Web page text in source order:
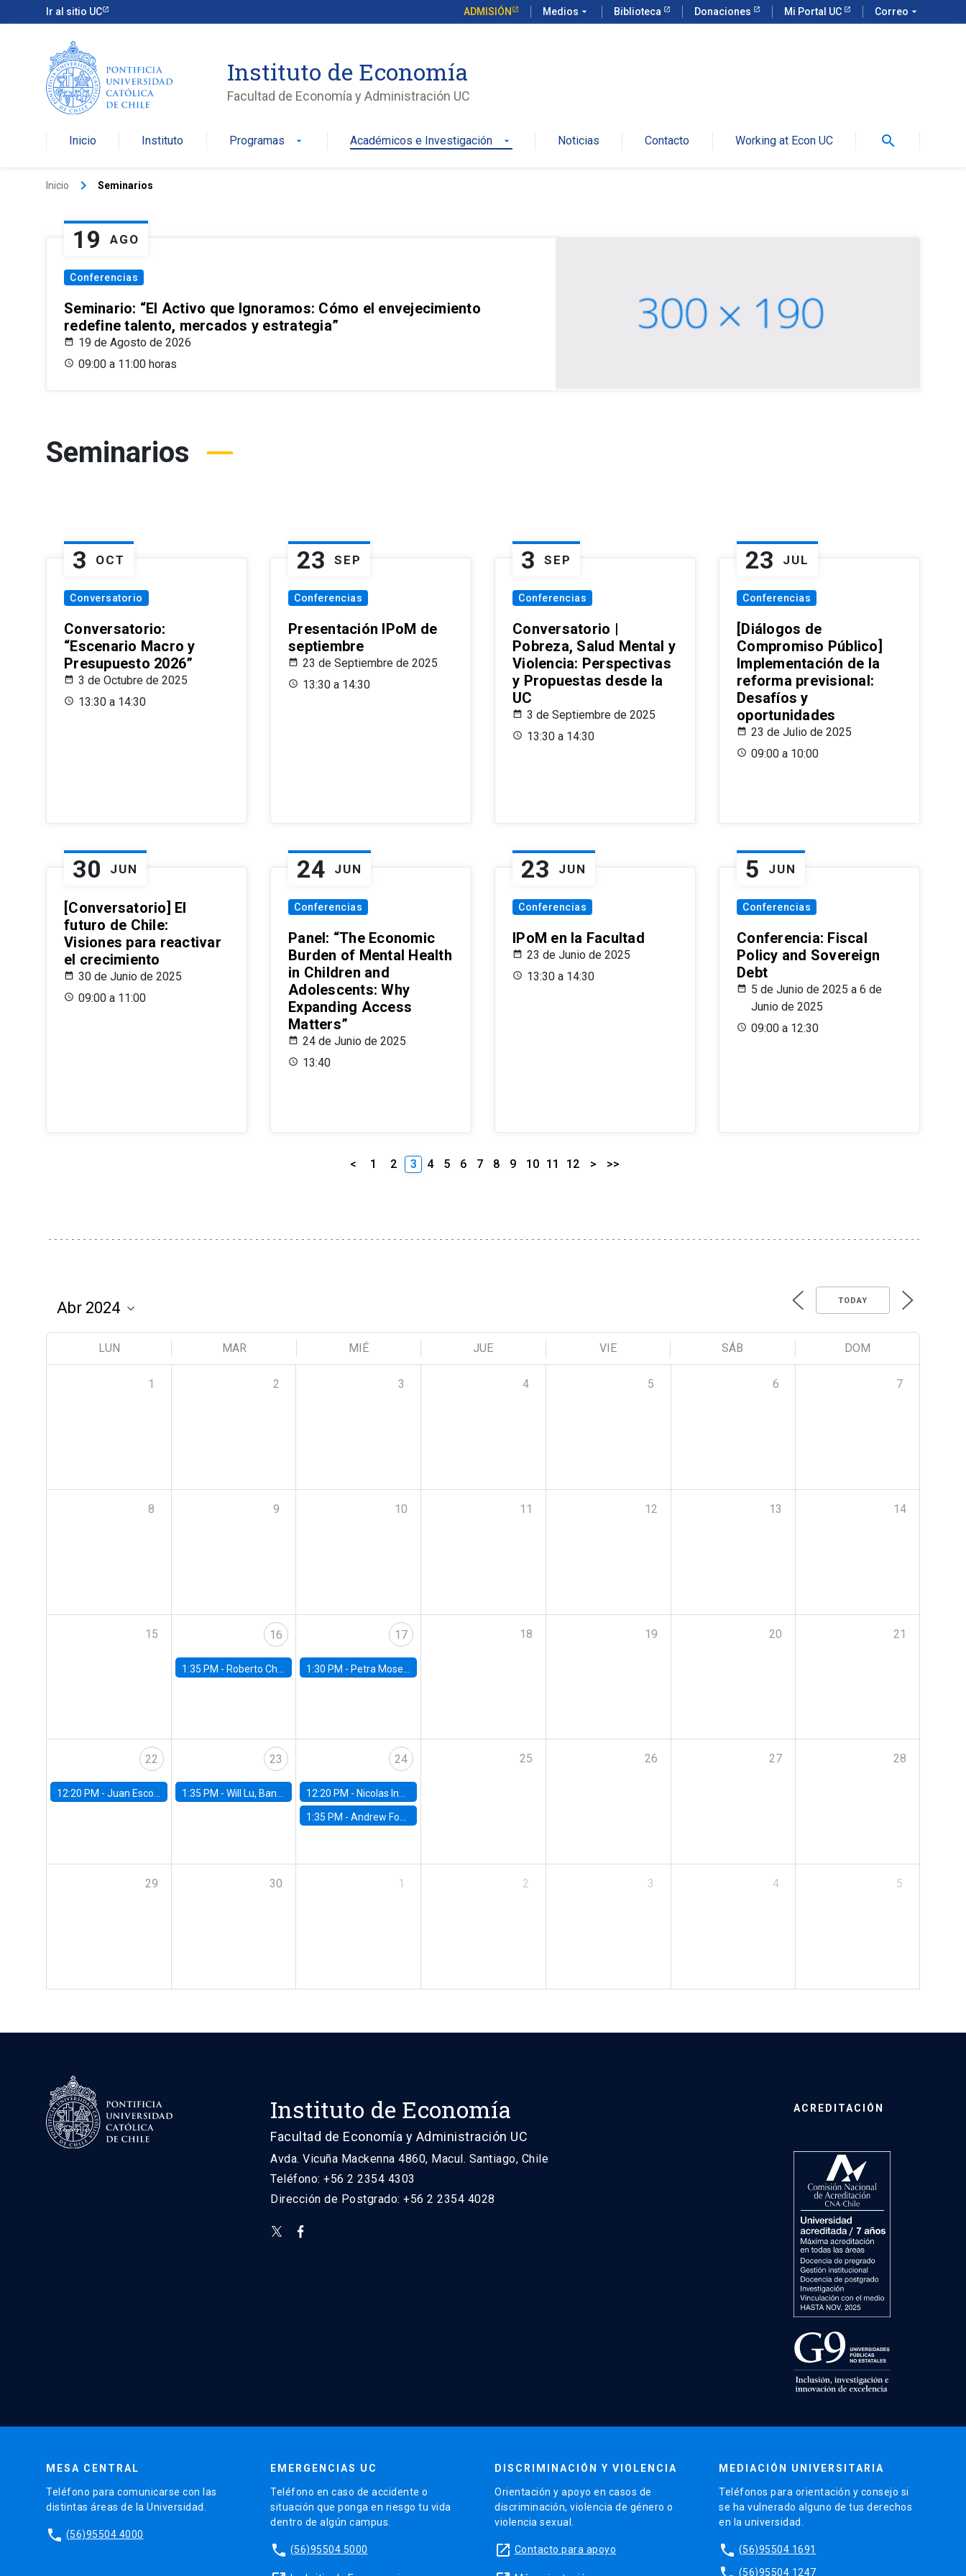
Ir al sitio UC ADMISIÓN Medios arrow_drop_down Biblioteca Donaciones Mi Portal UC Correo arrow_drop_down
Instituto de Economía
Facultad de Economía y Administración UC
Inicio Instituto Programas arrow_drop_down Académicos e Investigación arrow_drop_down Noticias Contacto Working at Econ UC search
Inicio keyboard_arrow_right Seminarios
19 AGO
Conferencias
Seminario: “El Activo que Ignoramos: Cómo el envejecimiento
redefine talento, mercados y estrategia”
19 de Agosto de 2026
09:00 a 11:00 horas
Seminarios
3 OCT
Conversatorio
Conversatorio:
“Escenario Macro y
Presupuesto 2026”
3 de Octubre de 2025
13:30 a 14:30
23 SEP
Conferencias
Presentación IPoM de
septiembre
23 de Septiembre de 2025
13:30 a 14:30
3 SEP
Conferencias
Conversatorio |
Pobreza, Salud Mental y
Violencia: Perspectivas
y Propuestas desde la
UC
3 de Septiembre de 2025
13:30 a 14:30
23 JUL
Conferencias
[Diálogos de
Compromiso Público]
Implementación de la
reforma previsional:
Desafíos y
oportunidades
23 de Julio de 2025
09:00 a 10:00
30 JUN
[Conversatorio] El
futuro de Chile:
Visiones para reactivar
el crecimiento
30 de Junio de 2025
09:00 a 11:00
24 JUN
Conferencias
Panel: “The Economic
Burden of Mental Health
in Children and
Adolescents: Why
Expanding Access
Matters”
24 de Junio de 2025
13:40
23 JUN
Conferencias
IPoM en la Facultad
23 de Junio de 2025
13:30 a 14:30
5 JUN
Conferencias
Conferencia: Fiscal
Policy and Sovereign
Debt
5 de Junio de 2025 a 6 de
Junio de 2025
09:00 a 12:30
< 1 2 3 4 5 6 7 8 9 10 11 12 > >>
TODAY
LUN MAR MIÉ JUE VIE SÁB DOM
1 2 3 4 5 6 7
8 9 10 11 12 13 14
15 16
1:35 PM - Roberto Chang, Rutgers University
17
1:30 PM - Petra Moser, NYU Stern
18 19 20 21
22
12:20 PM - Juan Escobar, Universidad de Chile
23
1:35 PM - Will Lu, Banco Central de Chile
24
12:20 PM - Nicolas Inostroza, Rotman School of Management, University of Toronto
1:35 PM -Andrew Foster, Brown University
25 26 27 28
29 30 1 2 3 4 5
Instituto de Economía
Facultad de Economía y Administración UC
Avda. Vicuña Mackenna 4860, Macul. Santiago, Chile
Teléfono: +56 2 2354 4303
Dirección de Postgrado: +56 2 2354 4028
ACREDITACIÓN
MESA CENTRAL
Teléfono para comunicarse con las
distintas áreas de la Universidad.
phone (56)95504 4000
EMERGENCIAS UC
Teléfono en caso de accidente o
situación que ponga en riesgo tu vida
dentro de algún campus.
phone (56)95504 5000
DISCRIMINACIÓN Y VIOLENCIA
Orientación y apoyo en casos de
discriminación, violencia de género o
violencia sexual.
launch Contacto para apoyo
MEDIACIÓN UNIVERSITARIA
Teléfonos para orientación y consejo si
se ha vulnerado alguno de tus derechos
en la universidad.
phone (56)95504 1691
(56)95504 1247